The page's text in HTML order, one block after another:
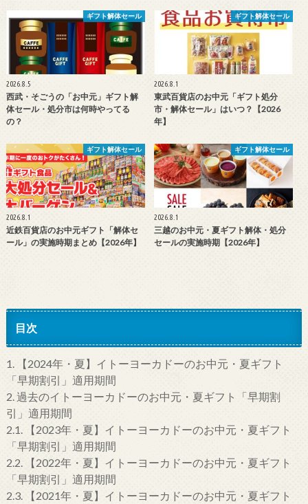
ギフト解体セール
2026.8.5
西武・そごうの「お中元」ギフト解
体セール・処分市は何時やってる
の？
ギフト解体セール
2026.8.1
東武百貨店のお中元「ギフト処分
市・解体セール」はいつ？【2026
年】
ギフト解体セール
2026.8.1
近鉄百貨店のお中元ギフト「解体セ
ール」の実施時期まとめ【2026年】
ギフト解体セール
2026.8.1
三越のお中元・夏ギフト解体・処分
セールの実施時期【2026年】
目次
1.
【2024年・夏】イトーヨーカドーのお中元・夏ギフト
「早期割引」適用期間
2. 過去のイトーヨーカドーのお中元・夏ギフト「早期割
引」適用期間
2.1.
【2023年・夏】イトーヨーカドーのお中元・夏ギフト
「早期割引」適用期間
2.2.
【2022年・夏】イトーヨーカドーのお中元・夏ギフト
「早期割引」適用期間
2.3.
【2021年・夏】イトーヨーカドーのお中元・夏ギフト